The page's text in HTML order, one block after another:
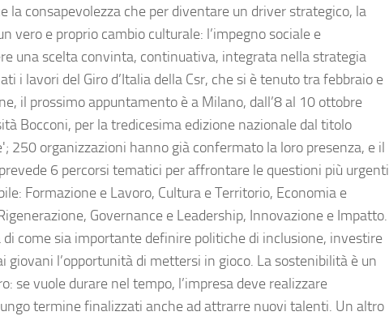
la consapevolezza che per diventare un driver strategico, la
vero e proprio cambio culturale: l’impegno sociale e
una scelta convinta, continuativa, integrata nella strategia
i lavori del Giro d’Italia della Csr, che si è tenuto tra febbraio e
il prossimo appuntamento è a Milano, dall’8 al 10 ottobre
Bocconi, per la tredicesima edizione nazionale dal titolo
250 organizzazioni hanno già confermato la loro presenza, e il
6 percorsi tematici per affrontare le questioni più urgenti
Formazione e Lavoro, Cultura e Territorio, Economia e
Governance e Leadership, Innovazione e Impatto.
di come sia importante definire politiche di inclusione, investire
giovani l’opportunità di mettersi in gioco. La sostenibilità è un
se vuole durare nel tempo, l’impresa deve realizzare
termine finalizzati anche ad attrarre nuovi talenti. Un altro